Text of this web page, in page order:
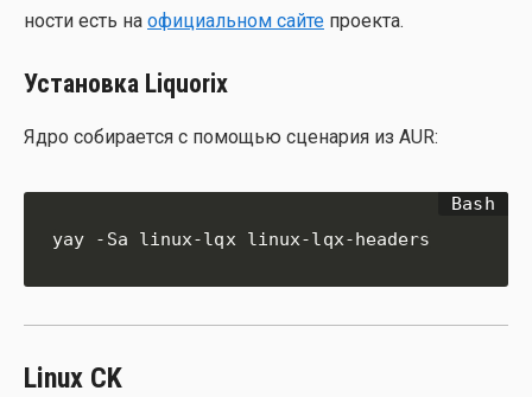
но­сти есть на офи­ци­аль­ном сай­те про­ек­та.
Установка Liquorix
Ядро соби­ра­ет­ся с помо­щью сце­на­рия из AUR:
yay -Sa linux-lqx linux-lqx-headers
Linux CK